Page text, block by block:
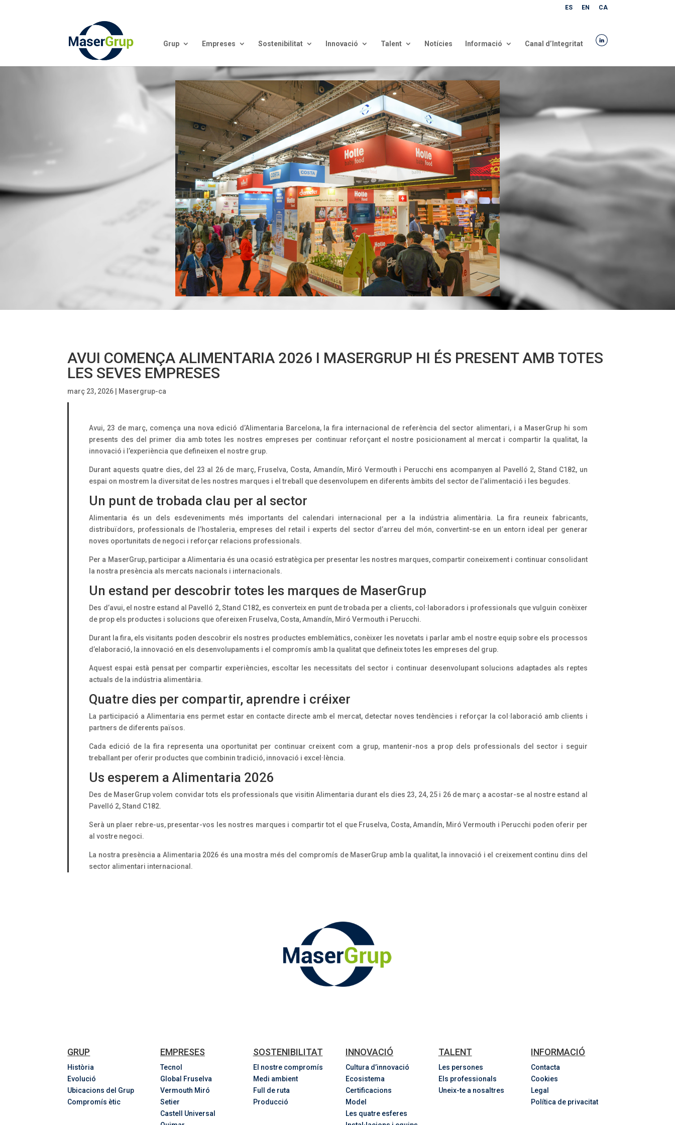
ES EN CA
Grup Empreses Sostenibilitat Innovació Talent Notícies Informació Canal d’Integritat
AVUI COMENÇA ALIMENTARIA 2026 I MASERGRUP HI ÉS PRESENT AMB TOTES
LES SEVES EMPRESES
març 23, 2026 | Masergrup-ca
Avui, 23 de març, comença una nova edició d’Alimentaria Barcelona, la fira internacional de referència del sector alimentari, i a MaserGrup hi som
presents des del primer dia amb totes les nostres empreses per continuar reforçant el nostre posicionament al mercat i compartir la qualitat, la
innovació i l’experiència que defineixen el nostre grup.
Durant aquests quatre dies, del 23 al 26 de març, Fruselva, Costa, Amandín, Miró Vermouth i Perucchi ens acompanyen al Pavelló 2, Stand C182, un
espai on mostrem la diversitat de les nostres marques i el treball que desenvolupem en diferents àmbits del sector de l’alimentació i les begudes.
Un punt de trobada clau per al sector
Alimentaria és un dels esdeveniments més importants del calendari internacional per a la indústria alimentària. La fira reuneix fabricants,
distribuïdors, professionals de l’hostaleria, empreses del retail i experts del sector d’arreu del món, convertint-se en un entorn ideal per generar
noves oportunitats de negoci i reforçar relacions professionals.
Per a MaserGrup, participar a Alimentaria és una ocasió estratègica per presentar les nostres marques, compartir coneixement i continuar consolidant
la nostra presència als mercats nacionals i internacionals.
Un estand per descobrir totes les marques de MaserGrup
Des d’avui, el nostre estand al Pavelló 2, Stand C182, es converteix en punt de trobada per a clients, col·laboradors i professionals que vulguin conèixer
de prop els productes i solucions que ofereixen Fruselva, Costa, Amandín, Miró Vermouth i Perucchi.
Durant la fira, els visitants poden descobrir els nostres productes emblemàtics, conèixer les novetats i parlar amb el nostre equip sobre els processos
d’elaboració, la innovació en els desenvolupaments i el compromís amb la qualitat que defineix totes les empreses del grup.
Aquest espai està pensat per compartir experiències, escoltar les necessitats del sector i continuar desenvolupant solucions adaptades als reptes
actuals de la indústria alimentària.
Quatre dies per compartir, aprendre i créixer
La participació a Alimentaria ens permet estar en contacte directe amb el mercat, detectar noves tendències i reforçar la col·laboració amb clients i
partners de diferents països.
Cada edició de la fira representa una oportunitat per continuar creixent com a grup, mantenir-nos a prop dels professionals del sector i seguir
treballant per oferir productes que combinin tradició, innovació i excel·lència.
Us esperem a Alimentaria 2026
Des de MaserGrup volem convidar tots els professionals que visitin Alimentaria durant els dies 23, 24, 25 i 26 de març a acostar-se al nostre estand al
Pavelló 2, Stand C182.
Serà un plaer rebre-us, presentar-vos les nostres marques i compartir tot el que Fruselva, Costa, Amandín, Miró Vermouth i Perucchi poden oferir per
al vostre negoci.
La nostra presència a Alimentaria 2026 és una mostra més del compromís de MaserGrup amb la qualitat, la innovació i el creixement continu dins del
sector alimentari internacional.
GRUP
Història
Evolució
Ubicacions del Grup
Compromís ètic
EMPRESES
Tecnol
Global Fruselva
Vermouth Miró
Setier
Castell Universal
SOSTENIBILITAT
El nostre compromís
Medi ambient
Full de ruta
Producció
INNOVACIÓ
Cultura d’innovació
Ecosistema
Certificacions
Model
Les quatre esferes
TALENT
Les persones
Els professionals
Uneix-te a nosaltres
INFORMACIÓ
Contacta
Cookies
Legal
Política de privacitat